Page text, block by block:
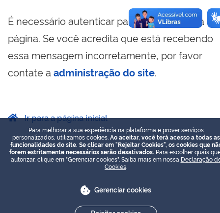
É necessário autenticar para visualizar essa
página. Se você acredita que está recebendo
essa mensagem incorretamente, por favor
contate a administração do site.
Ir para a página inicial
Para melhorar a sua experiência na plataforma e prover serviços
personalizados, utilizamos cookies. Ao aceitar, você terá acesso a todas as
funcionalidades do site. Se clicar em "Rejeitar Cookies", os cookies que
forem estritamente necessários serão desativados. Para escolher quais
autorizar, clique em "Gerenciar cookies". Saiba mais em nossa Declaração
Cookies
Gerenciar cookies